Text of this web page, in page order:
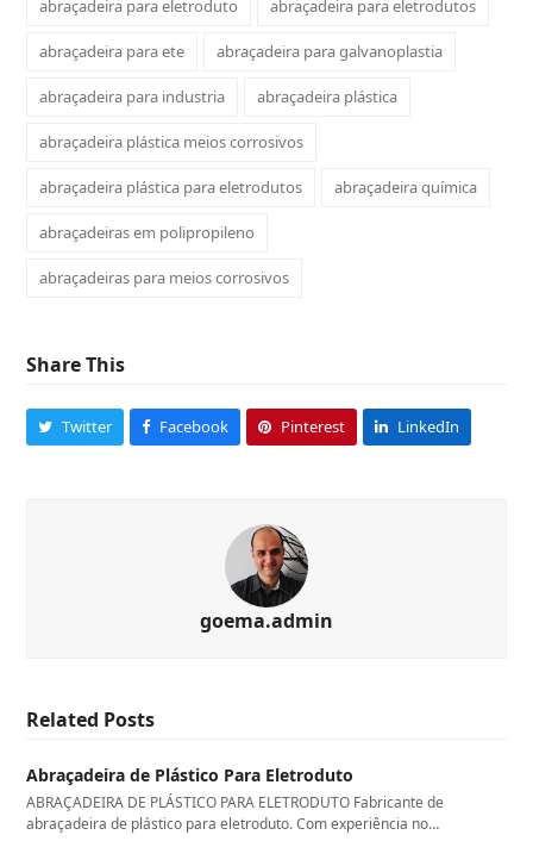
abraçadeira para eletroduto abraçadeira para eletrodutos
abraçadeira para ete abraçadeira para galvanoplastia
abraçadeira para industria abraçadeira plástica
abraçadeira plástica meios corrosivos
abraçadeira plástica para eletrodutos abraçadeira química
abraçadeiras em polipropileno
abraçadeiras para meios corrosivos
Share This
Twitter Facebook Pinterest LinkedIn
goema.admin
Related Posts
Abraçadeira de Plástico Para Eletroduto
ABRAÇADEIRA DE PLÁSTICO PARA ELETRODUTO Fabricante de
abraçadeira de plástico para eletroduto. Com experiência no…